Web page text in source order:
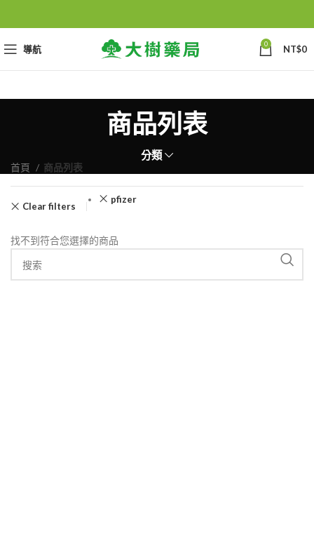
導航 0 NT$0
商品列表
分類
首頁 商品列表
Clear filters
pfizer
找不到符合您選擇的商品